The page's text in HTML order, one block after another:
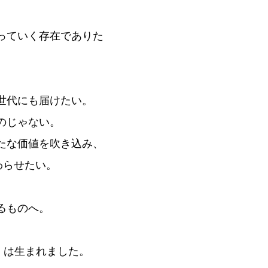
ていく存在でありた
にも届けたい。
ゃない。
価値を吹き込み、
せたい。
のへ。
生まれました。